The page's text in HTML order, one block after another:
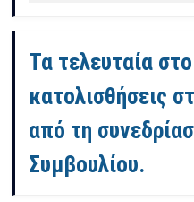
Τα τελευταία
κατολισθήσεις
από τη
Συμβουλίου.